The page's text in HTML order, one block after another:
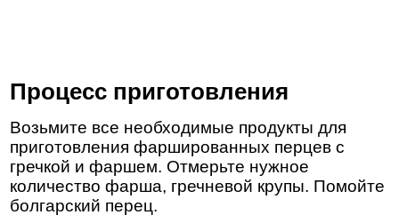
Процесс приготовления
Возьмите все необходимые продукты для
приготовления фаршированных перцев с
гречкой и фаршем. Отмерьте нужное
количество фарша, гречневой крупы. Помойте
болгарский перец.